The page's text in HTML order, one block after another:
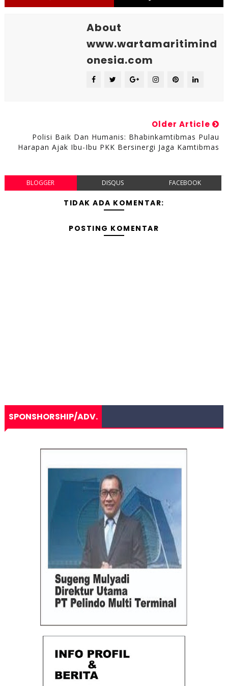
About
www.wartamaritimind
onesia.com
Older Article
Polisi Baik Dan Humanis: Bhabinkamtibmas Pulau
Harapan Ajak Ibu-Ibu PKK Bersinergi Jaga Kamtibmas
BLOGGER DISQUS FACEBOOK
TIDAK ADA KOMENTAR:
POSTING KOMENTAR
SPONSHORSHIP/ADV.